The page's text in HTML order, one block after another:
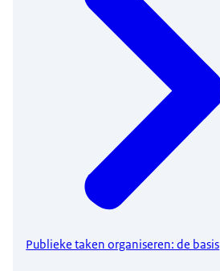
Publieke taken organiseren: de basis